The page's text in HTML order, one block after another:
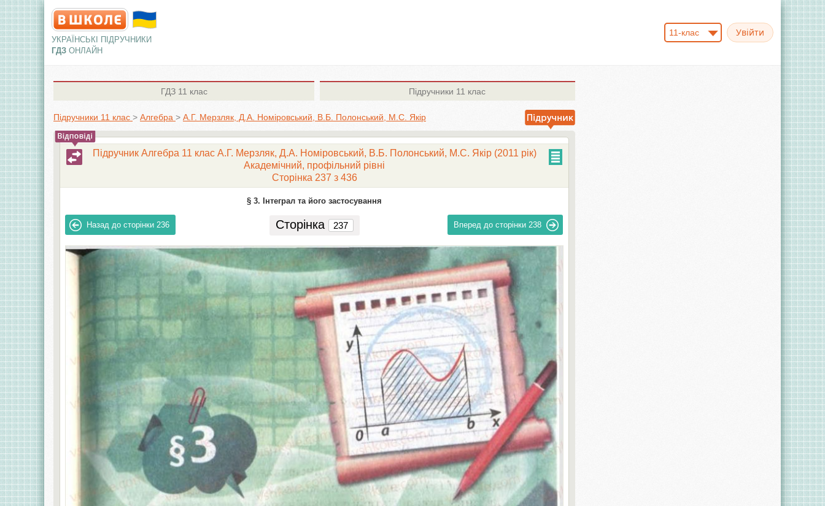
УКРАЇНСЬКІ ПІДРУЧНИКИ
ГДЗ ОНЛАЙН
11-клас
ГДЗ11 клас Підручники 11 клас
Підручники 11 клас > Алгебра > А.Г. Мерзляк, Д.А. Номіровський, В.Б. Полонський, М.С. Якір
Підручник Алгебра 11 клас А.Г. Мерзляк, Д.А. Номіровський, В.Б. Полонський, М.С. Якір (2011 рік)
Академічний, профільний рівні
Сторінка 237 з 436
§ 3. Інтеграл та його застосування
Назад до сторінки 236 Сторінка Вперед до сторінки 238